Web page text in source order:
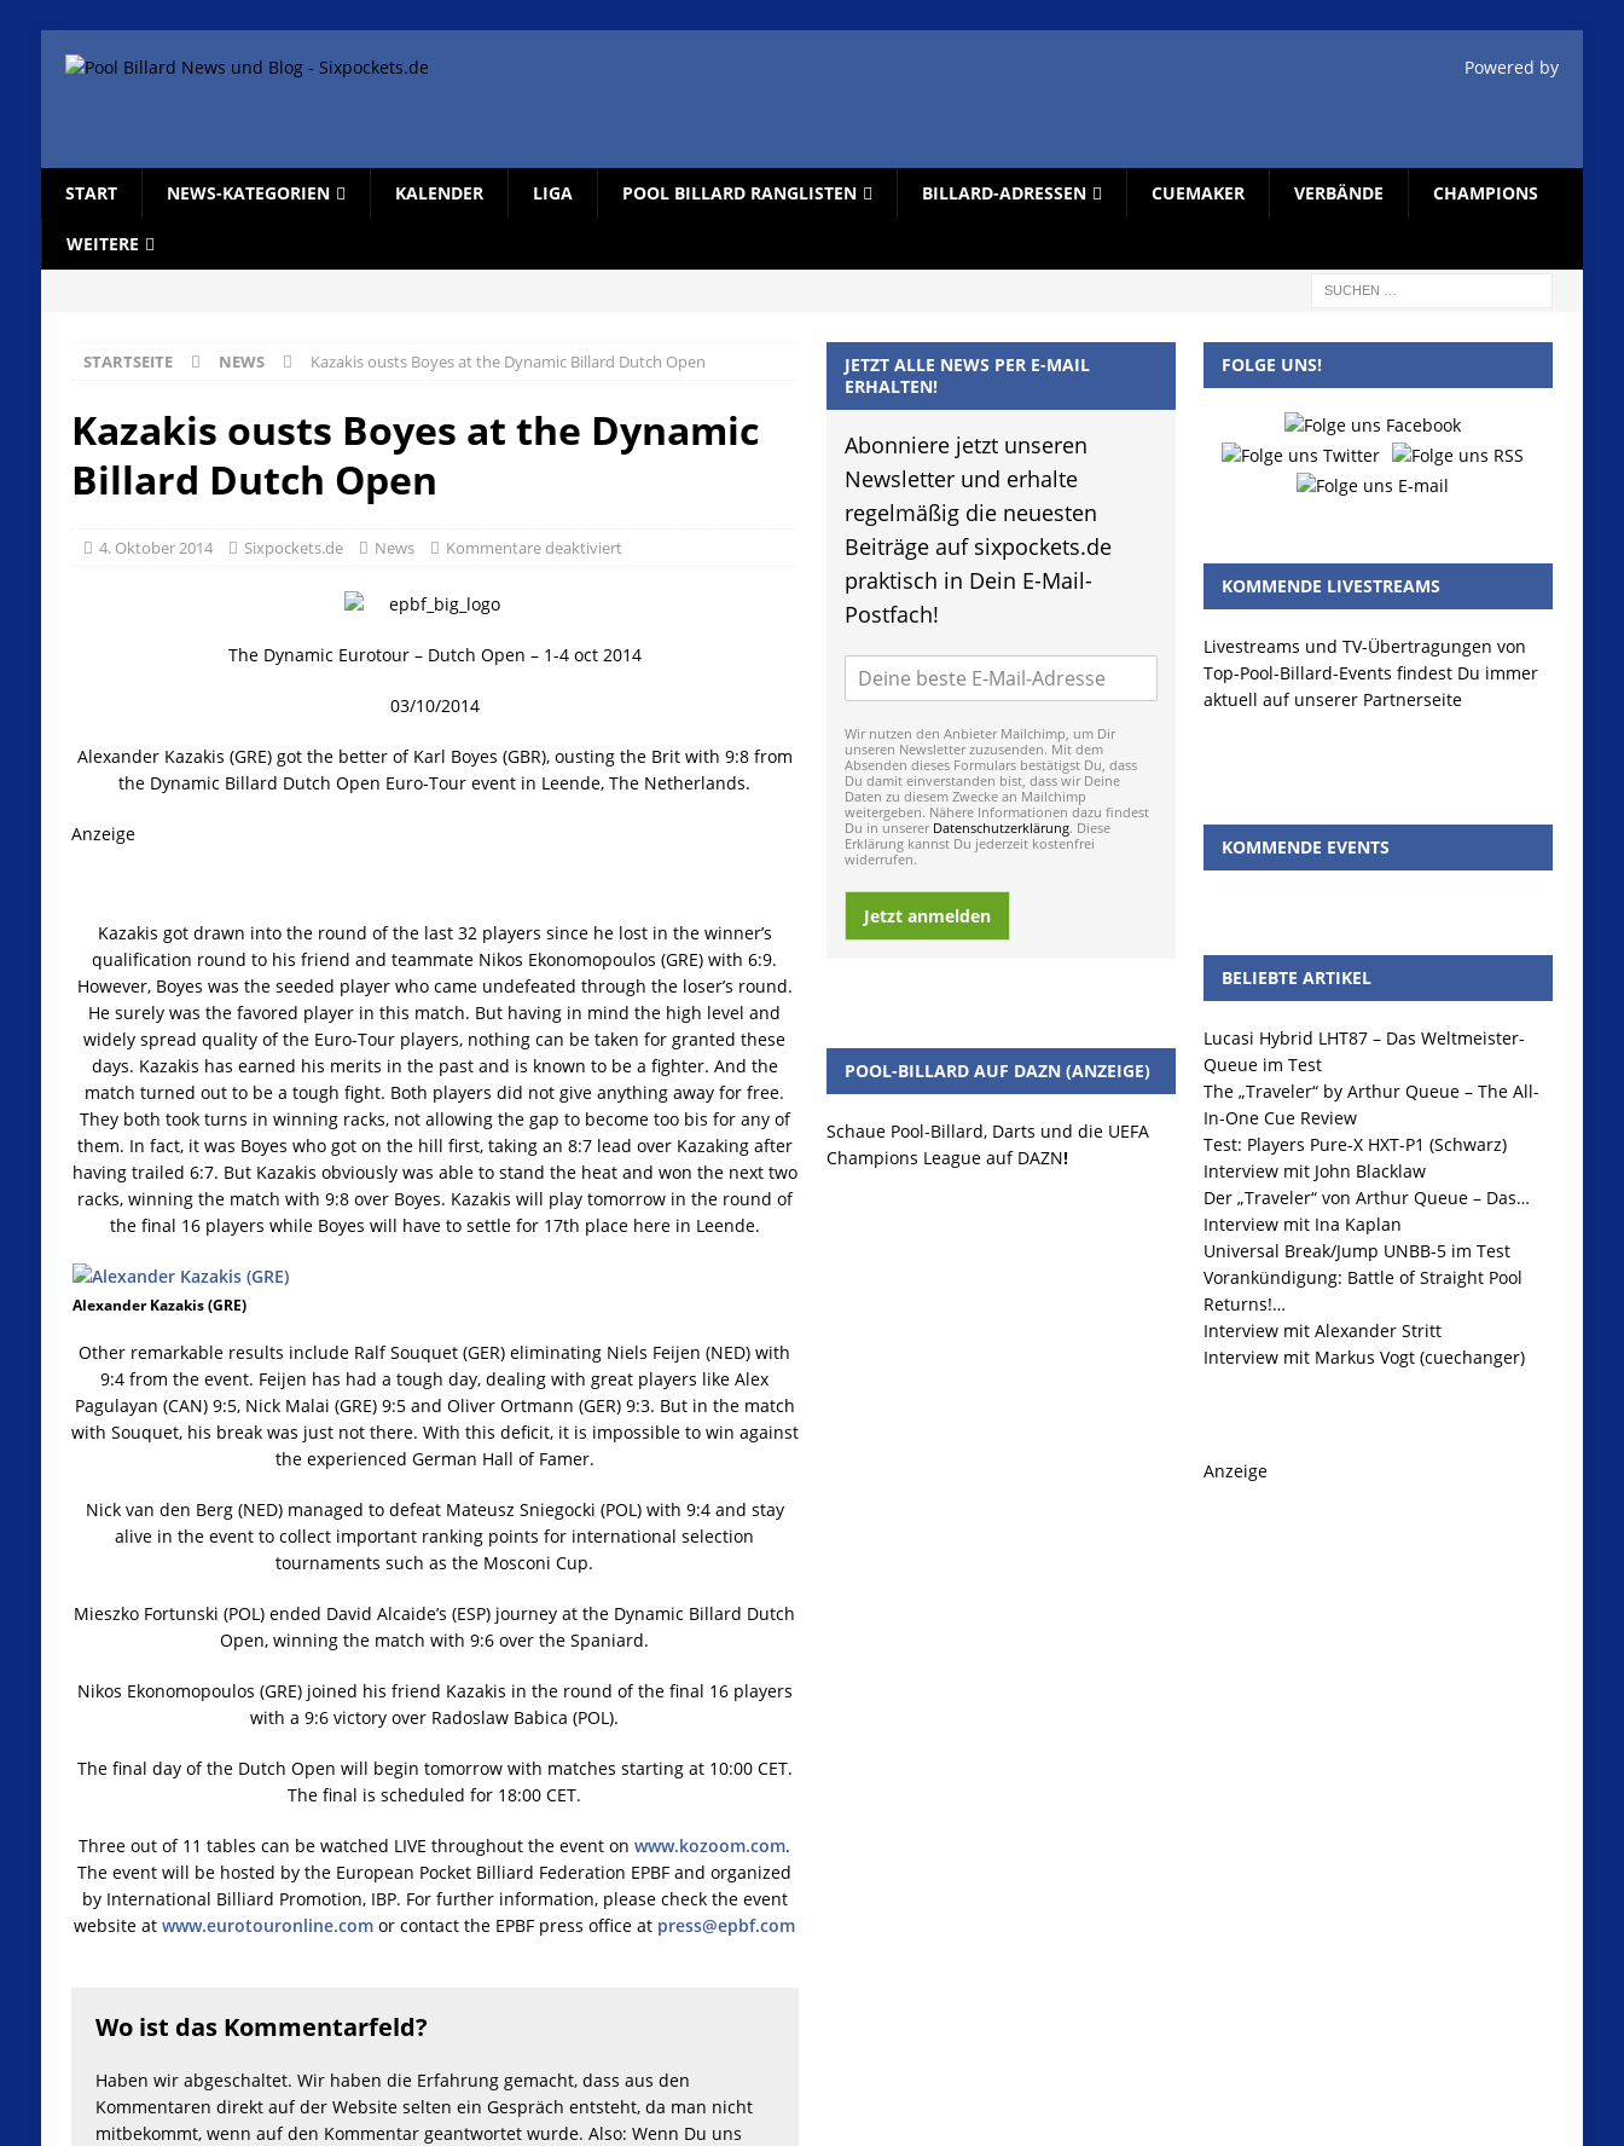
Powered by
START NEWS-KATEGORIEN KALENDER LIGA POOL BILLARD RANGLISTEN BILLARD-ADRESSEN CUEMAKER VERBÄNDE CHAMPIONS
WEITERE
STARTSEITE NEWS Kazakis ousts Boyes at the Dynamic Billard Dutch Open
Kazakis ousts Boyes at the Dynamic
Billard Dutch Open
4. Oktober 2014 Sixpockets.de News Kommentare deaktiviert
The Dynamic Eurotour – Dutch Open – 1-4 oct 2014
03/10/2014
Alexander Kazakis (GRE) got the better of Karl Boyes (GBR), ousting the Brit with 9:8 from
the Dynamic Billard Dutch Open Euro-Tour event in Leende, The Netherlands.
Anzeige
Kazakis got drawn into the round of the last 32 players since he lost in the winner’s
qualification round to his friend and teammate Nikos Ekonomopoulos (GRE) with 6:9.
However, Boyes was the seeded player who came undefeated through the loser’s round.
He surely was the favored player in this match. But having in mind the high level and
widely spread quality of the Euro-Tour players, nothing can be taken for granted these
days. Kazakis has earned his merits in the past and is known to be a fighter. And the
match turned out to be a tough fight. Both players did not give anything away for free.
They both took turns in winning racks, not allowing the gap to become too bis for any of
them. In fact, it was Boyes who got on the hill first, taking an 8:7 lead over Kazaking after
having trailed 6:7. But Kazakis obviously was able to stand the heat and won the next two
racks, winning the match with 9:8 over Boyes. Kazakis will play tomorrow in the round of
the final 16 players while Boyes will have to settle for 17th place here in Leende.
Alexander Kazakis (GRE)
Other remarkable results include Ralf Souquet (GER) eliminating Niels Feijen (NED) with
9:4 from the event. Feijen has had a tough day, dealing with great players like Alex
Pagulayan (CAN) 9:5, Nick Malai (GRE) 9:5 and Oliver Ortmann (GER) 9:3. But in the match
with Souquet, his break was just not there. With this deficit, it is impossible to win against
the experienced German Hall of Famer.
Nick van den Berg (NED) managed to defeat Mateusz Sniegocki (POL) with 9:4 and stay
alive in the event to collect important ranking points for international selection
tournaments such as the Mosconi Cup.
Mieszko Fortunski (POL) ended David Alcaide’s (ESP) journey at the Dynamic Billard Dutch
Open, winning the match with 9:6 over the Spaniard.
Nikos Ekonomopoulos (GRE) joined his friend Kazakis in the round of the final 16 players
with a 9:6 victory over Radoslaw Babica (POL).
The final day of the Dutch Open will begin tomorrow with matches starting at 10:00 CET.
The final is scheduled for 18:00 CET.
Three out of 11 tables can be watched LIVE throughout the event onwww.kozoom.com.
The event will be hosted by the European Pocket Billiard Federation EPBF and organized
by International Billiard Promotion, IBP. For further information, please check the event
website atwww.eurotouronline.com or contact the EPBF press office at press@epbf.com
Wo ist das Kommentarfeld?
Haben wir abgeschaltet. Wir haben die Erfahrung gemacht, dass aus den
Kommentaren direkt auf der Website selten ein Gespräch entsteht, da man nicht
mitbekommt, wenn auf den Kommentar geantwortet wurde. Also: Wenn Du uns
JETZT ALLE NEWS PER E-MAIL
ERHALTEN!
Abonniere jetzt unseren
Newsletter und erhalte
regelmäßig die neuesten
Beiträge auf sixpockets.de
praktisch in Dein E-Mail-
Postfach!
Wir nutzen den Anbieter Mailchimp, um Dir
unseren Newsletter zuzusenden. Mit dem
Absenden dieses Formulars bestätigst Du, dass
Du damit einverstanden bist, dass wir Deine
Daten zu diesem Zwecke an Mailchimp
weitergeben. Nähere Informationen dazu findest
Du in unserer Datenschutzerklärung. Diese
Erklärung kannst Du jederzeit kostenfrei
widerrufen.
Jetzt anmelden
POOL-BILLARD AUF DAZN (ANZEIGE)
Schaue Pool-Billard, Darts und die UEFA
Champions League auf DAZN!
FOLGE UNS!
KOMMENDE LIVESTREAMS
Livestreams und TV-Übertragungen von
Top-Pool-Billard-Events findest Du immer
aktuell auf unserer Partnerseite
KOMMENDE EVENTS
BELIEBTE ARTIKEL
Lucasi Hybrid LHT87 – Das Weltmeister-
Queue im Test
The „Traveler“ by Arthur Queue – The All-
In-One Cue Review
Test: Players Pure-X HXT-P1 (Schwarz)
Interview mit John Blacklaw
Der „Traveler“ von Arthur Queue – Das…
Interview mit Ina Kaplan
Universal Break/Jump UNBB-5 im Test
Vorankündigung: Battle of Straight Pool
Returns!…
Interview mit Alexander Stritt
Interview mit Markus Vogt (cuechanger)
Anzeige